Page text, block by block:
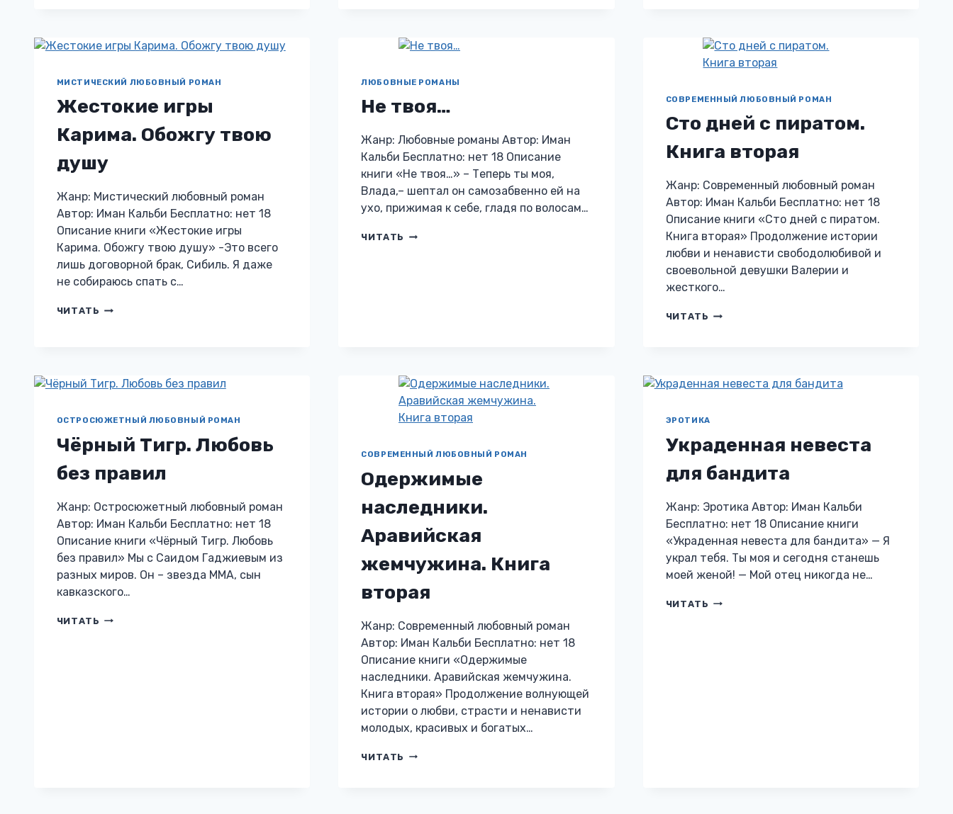
ТРЕТЬЯ
МИСТИЧЕСКИЙ ЛЮБОВНЫЙ РОМАН
Жестокие игры
Карима. Обожгу твою
душу
Жанр: Мистический любовный роман
Автор: Иман Кальби Бесплатно: нет 18
Описание книги «Жестокие игры
Карима. Обожгу твою душу» -Это всего
лишь договорной брак, Сибиль. Я даже
не собираюсь спать с…
ЧИТАТЬ ЖЕСТОКИЕ
ЛЮБОВНЫЕ РОМАНЫ
Не твоя…
Жанр: Любовные романы Автор: Иман
Кальби Бесплатно: нет 18 Описание
книги «Не твоя…» – Теперь ты моя,
Влада,– шептал он самозабвенно ей на
ухо, прижимая к себе, гладя по волосам…
ЧИТАТЬ НЕ
СОВРЕМЕННЫЙ ЛЮБОВНЫЙ РОМАН
Сто дней с пиратом.
Книга вторая
Жанр: Современный любовный роман
Автор: Иман Кальби Бесплатно: нет 18
Описание книги «Сто дней с пиратом.
Книга вторая» Продолжение истории
любви и ненависти свободолюбивой и
своевольной девушки Валерии и
жесткого…
ЧИТАТЬ СТО
ВТОРАЯ
ОСТРОСЮЖЕТНЫЙ ЛЮБОВНЫЙ РОМАН
Чёрный Тигр. Любовь
без правил
Жанр: Остросюжетный любовный роман
Автор: Иман Кальби Бесплатно: нет 18
Описание книги «Чёрный Тигр. Любовь
без правил» Мы с Саидом Гаджиевым из
разных миров. Он – звезда ММА, сын
кавказского…
ЧИТАТЬ ЧЁРНЫЙ
СОВРЕМЕННЫЙ ЛЮБОВНЫЙ РОМАН
Одержимые
наследники.
Аравийская
жемчужина. Книга
вторая
Жанр: Современный любовный роман
Автор: Иман Кальби Бесплатно: нет 18
Описание книги «Одержимые
наследники. Аравийская жемчужина.
Книга вторая» Продолжение волнующей
истории о любви, страсти и ненависти
молодых, красивых и богатых…
ЧИТАТЬ ОДЕРЖИМЫЕ
ЭРОТИКА
Украденная невеста
для бандита
Жанр: Эротика Автор: Иман Кальби
Бесплатно: нет 18 Описание книги
«Украденная невеста для бандита» — Я
украл тебя. Ты моя и сегодня станешь
моей женой! — Мой отец никогда не…
ЧИТАТЬ УКРАДЕННАЯ